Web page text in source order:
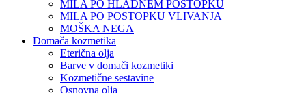
MILA PO HLADNEM POSTOPKU
MILA PO POSTOPKU VLIVANJA
MOŠKA NEGA
Domača kozmetika
Eterična olja
Barve v domači kozmetiki
Kozmetične sestavine
Osnovna olja